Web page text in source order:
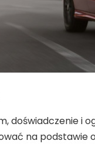
doświadczenie i
na